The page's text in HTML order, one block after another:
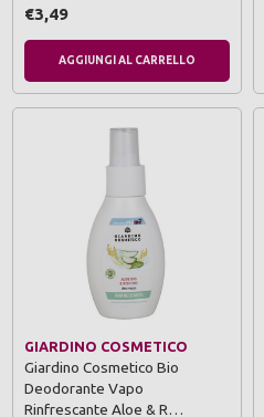
€3,49
AGGIUNGI AL CARRELLO
GIARDINO COSMETICO
Giardino Cosmetico Bio
Deodorante Vapo
Rinfrescante Aloe & R…